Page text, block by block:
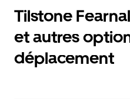
Tilstone
et autres
déplacement